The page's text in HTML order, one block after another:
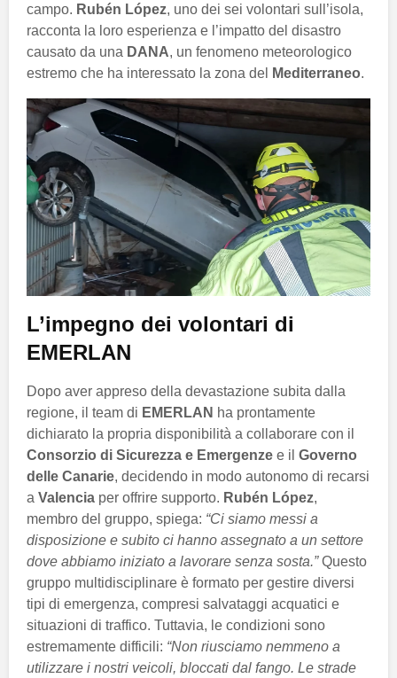
campo. Rubén López, uno dei sei volontari sull’isola,
racconta la loro esperienza e l’impatto del disastro
causato da una DANA, un fenomeno meteorologico
estremo che ha interessato la zona del
Mediterraneo.
L’impegno dei volontari di
EMERLAN
Dopo aver appreso della devastazione subita dalla
regione, il team di EMERLAN ha prontamente
dichiarato la propria disponibilità a collaborare con il
Consorzio di Sicurezza e Emergenze e il Governo
delle Canarie, decidendo in modo autonomo di recarsi
a Valencia per offrire supporto. Rubén López,
membro del gruppo, spiega: “Ci siamo messi a
disposizione e subito ci hanno assegnato a un settore
dove abbiamo iniziato a lavorare senza sosta.”Questo
gruppo multidisciplinare è formato per gestire diversi
tipi di emergenza, compresi salvataggi acquatici e
situazioni di traffico. Tuttavia, le condizioni sono
estremamente difficili: “Non riusciamo nemmeno a
utilizzare i nostri veicoli, bloccati dal fango. Le strade